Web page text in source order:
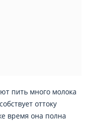
пить много молока
оттоку
время она полна